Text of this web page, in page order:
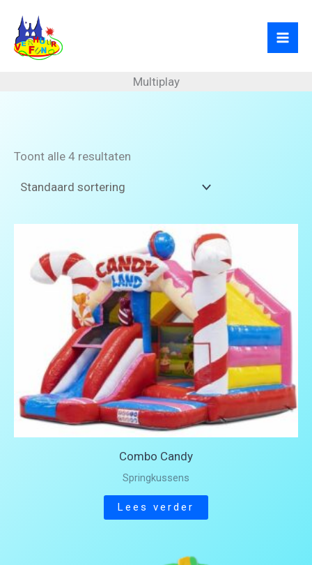
naar
Multiplay
Toont alle 4 resultaten
Combo Candy
Springkussens
Lees verder